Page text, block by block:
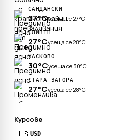
САНДАНСКИ
27°Cусеща се 27°C
СЛИВЕН
27°Cусеща се 28°C
ХАСКОВО
30°Cусеща се 30°C
СТАРА ЗАГОРА
27°Cусеща се 28°C
Курсове
🇺🇸USD